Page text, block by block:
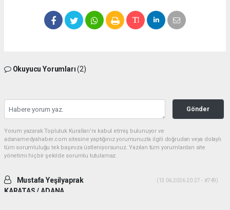
Okuyucu Yorumları(2)
Gönder
Yorum yazarak Topluluk Kuralları’nı kabul etmiş bulunuyor ve
adanamedyahaber.com sitesine yaptığınız yorumunuzla ilgili doğrudan veya dolaylı
tüm sorumluluğu tek başınıza üstleniyorsunuz. Yazılan tüm yorumlardan site
yönetimi hiçbir şekilde sorumlu tutulamaz.
Mustafa Yeşilyaprak
KARATAS / ADANA
(13.06.2026 20:27 - #749)